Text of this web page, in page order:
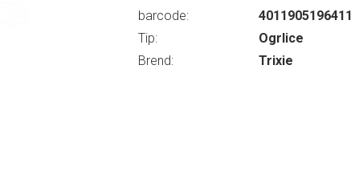
barcode:
4011905196411
Tip:
Ogrlice
Brend:
Trixie